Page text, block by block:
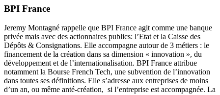
BPI France
Jeremy Montagné rappelle que BPI France agit comme une banque
privée mais avec des actionnaires publics: l’Etat et la Caisse des
Dépôts & Consignations. Elle accompagne autour de 3 métiers : le
financement de la création dans sa dimension « innovation », du
développement et de l’internationalisation. BPI France attribue
notamment la Bourse French Tech, une subvention de l’innovation
dans toutes ses définitions. Elle s’adresse aux entreprises de moins
d’un an, ou même anté-création, si l’entreprise est accompagnée. La